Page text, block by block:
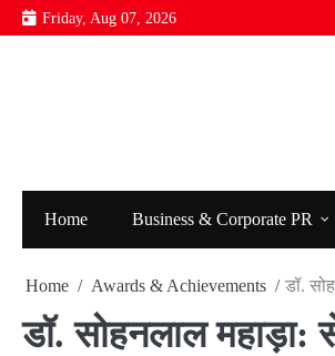
Skip
to
Friday, Aug 07, 2026
Home Business & Corporate PR
Home Awards & Achievements डॉ.
डॉ. सोहनलाल महाड़ा: